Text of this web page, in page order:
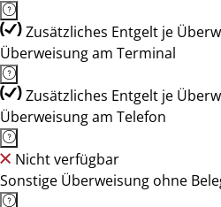
Zusätzliches Entgelt je
Überweisung am Terminal
Zusätzliches Entgelt je
Überweisung am Telefon
Nicht verfügbar
Sonstige Überweisung ohne